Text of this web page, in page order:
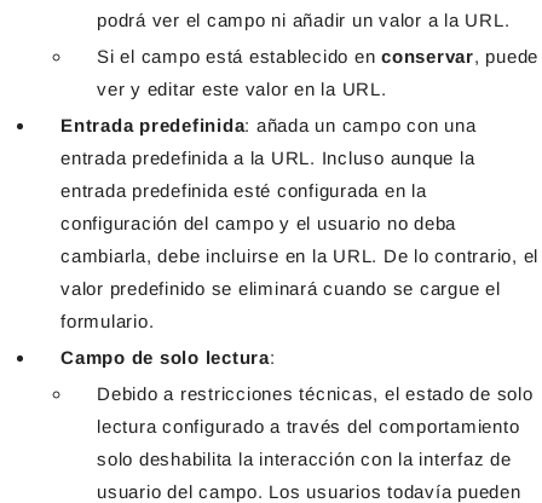
podrá ver el campo ni añadir un valor a la URL.
Si el campo está establecido en conservar, puede
ver y editar este valor en la URL.
Entrada predefinida: añada un campo con una
entrada predefinida a la URL. Incluso aunque la
entrada predefinida esté configurada en la
configuración del campo y el usuario no deba
cambiarla, debe incluirse en la URL. De lo contrario, el
valor predefinido se eliminará cuando se cargue el
formulario.
Campo de solo lectura:
Debido a restricciones técnicas, el estado de solo
lectura configurado a través del comportamiento
solo deshabilita la interacción con la interfaz de
usuario del campo. Los usuarios todavía pueden